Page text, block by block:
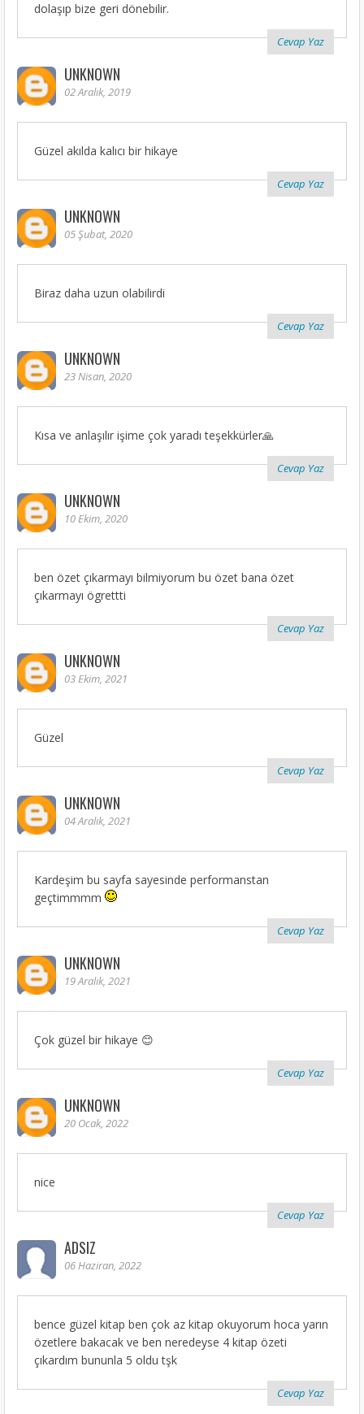
dolaşıp bize geri dönebilir.
Cevap Yaz
UNKNOWN
02 Aralık, 2019
Güzel akılda kalıcı bir hikaye
Cevap Yaz
UNKNOWN
05 Şubat, 2020
Biraz daha uzun olabilirdi
Cevap Yaz
UNKNOWN
23 Nisan, 2020
Kısa ve anlaşılır işime çok yaradı teşekkürler🙏
Cevap Yaz
UNKNOWN
10 Ekim, 2020
ben özet çıkarmayı bilmiyorum bu özet bana özet
çıkarmayı ögrettti
Cevap Yaz
UNKNOWN
03 Ekim, 2021
Güzel
Cevap Yaz
UNKNOWN
04 Aralık, 2021
Kardeşim bu sayfa sayesinde performanstan
geçtimmmm
Cevap Yaz
UNKNOWN
19 Aralık, 2021
Çok güzel bir hikaye 😊
Cevap Yaz
UNKNOWN
20 Ocak, 2022
nice
Cevap Yaz
ADSIZ
06 Haziran, 2022
bence güzel kitap ben çok az kitap okuyorum hoca yarın
özetlere bakacak ve ben neredeyse 4 kitap özeti
çıkardım bununla 5 oldu tşk
Cevap Yaz